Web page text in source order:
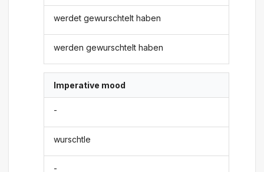
werdet gewurschtelt haben
werden gewurschtelt haben
Imperative mood
-
wurschtle
-